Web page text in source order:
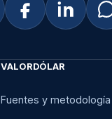
VALORDÓLAR
Fuentes y metodología